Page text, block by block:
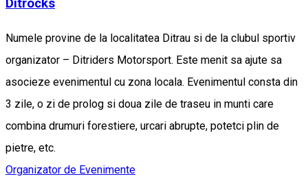
Ditrocks
Numele provine de la localitatea Ditrau si de la clubul sportiv
organizator – Ditriders Motorsport. Este menit sa ajute sa
asocieze evenimentul cu zona locala. Evenimentul consta din
3 zile, o zi de prolog si doua zile de traseu in munti care
combina drumuri forestiere, urcari abrupte, potetci plin de
pietre, etc.
Organizator de Evenimente